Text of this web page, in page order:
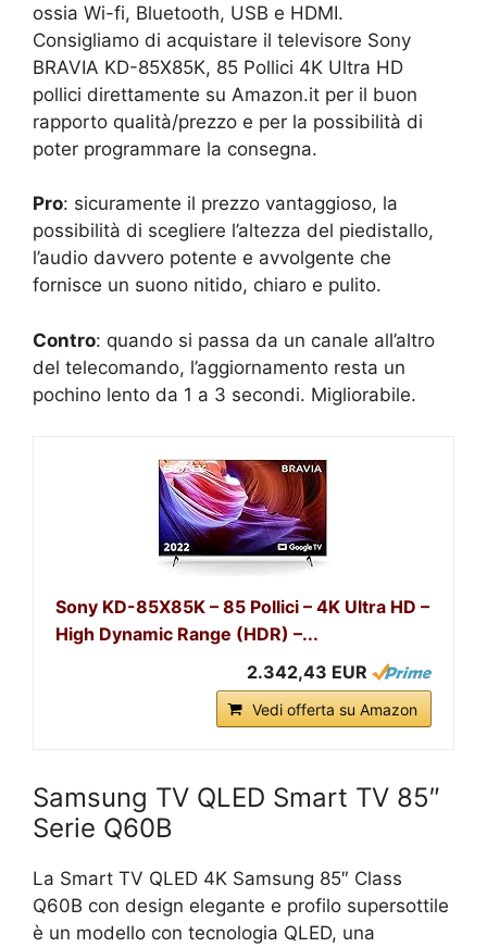
ossia Wi-fi, Bluetooth, USB e HDMI.
Consigliamo di acquistare il televisore Sony
BRAVIA KD-85X85K, 85 Pollici 4K Ultra HD
pollici direttamente su Amazon.it per il buon
rapporto qualità/prezzo e per la possibilità di
poter programmare la consegna.
Pro: sicuramente il prezzo vantaggioso, la
possibilità di scegliere l’altezza del piedistallo,
l’audio davvero potente e avvolgente che
fornisce un suono nitido, chiaro e pulito.
Contro: quando si passa da un canale all’altro
del telecomando, l’aggiornamento resta un
pochino lento da 1 a 3 secondi. Migliorabile.
Sony KD-85X85K – 85 Pollici – 4K Ultra HD –
High Dynamic Range (HDR) –...
2.342,43 EUR
Vedi offerta su Amazon
Samsung TV QLED Smart TV 85″
Serie Q60B
La Smart TV QLED 4K Samsung 85″ Class
Q60B con design elegante e profilo supersottile
è un modello con tecnologia QLED, una